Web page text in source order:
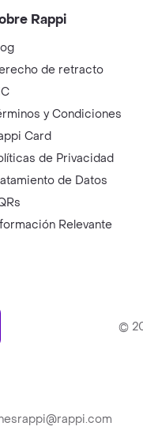
Rappi
de retracto
y Condiciones
Card
de Privacidad
de Datos
Relevante
©